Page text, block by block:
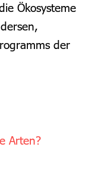
Ökosysteme
der
Arten?